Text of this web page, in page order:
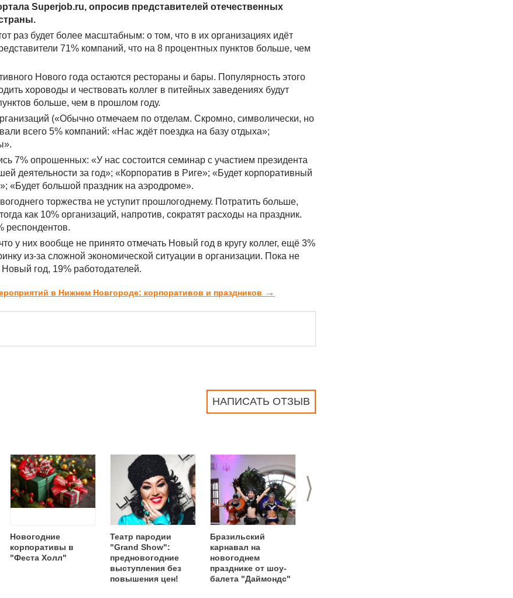
Superjob.ru, опросив представителей отечественных
раз будет более масштабным: о том, что в их организациях идёт
71% компаний, что на 8 процентных пунктов больше, чем
Нового года остаются рестораны и бары. Популярность этого
хороводы и чествовать коллег в питейных заведениях будут
больше, чем в прошлом году.
(«Обычно отмечаем по отделам. Скромно, символически, но
всего 5% компаний: «Нас ждёт поездка на базу отдыха»;
7% опрошенных: «У нас состоится семинар с участием президента
деятельности за год»; «Корпоратив в Риге»; «Будет корпоративный
«Будет большой праздник на аэродроме».
торжества не уступит прошлогоднему. Потратить больше,
как 10% организаций, напротив, сократят расходы на праздник.
респондентов.
у них вообще не принято отмечать Новый год в кругу коллег, ещё 3%
из-за сложной экономической ситуации в организации. Пока не
год, 19% работодателей.
в Нижнем Новгороде: корпоративов и праздников →
НАПИСАТЬ ОТЗЫВ
>
Новогодние
корпоративы в
"Феста Холл"
Театр пародии
"Grand Show":
предновогодние
выступления без
повышения цен!
Бразильский
карнавал на
новогоднем
празднике от шоу-
балета "Даймондс"